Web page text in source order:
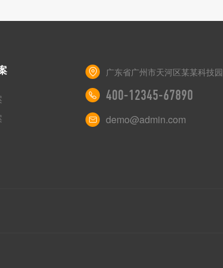
广东省广州市天河区某某科技园
400-12345-67890
demo@admin.com